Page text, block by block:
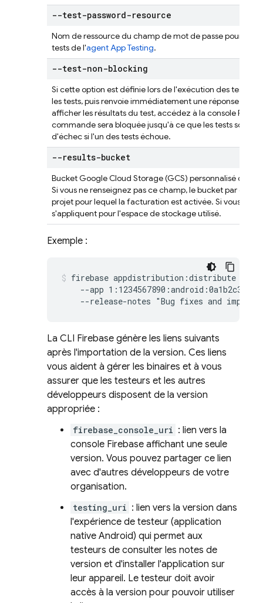
--test-password-resource
Nom de ressource du champ de mot de passe pour la
tests de l'agent App Testing.
--test-non-blocking
Si cette option est définie lors de l'exécution des tests de
les tests, puis renvoie immédiatement une réponse au
afficher les résultats du test, accédez à la console
commande sera bloquée jusqu'à ce que les tests soient
d'échec si l'un des tests échoue.
--results-bucket
Bucket Google Cloud Storage (GCS) personnalisé dans
Si vous ne renseignez pas ce champ, le bucket par
projet pour lequel la facturation est activée. Si vous
s'appliquent pour l'espace de stockage utilisé.
Exemple :
firebase appdistribution:distribute
--app
--release-notes "Bug fixes and
La CLI Firebase génère les liens suivants
après l'importation de la version. Ces liens
vous aident à gérer les binaires et à vous
assurer que les testeurs et les autres
développeurs disposent de la version
appropriée :
firebase_console_uri : lien vers la
console Firebase affichant une seule
version. Vous pouvez partager ce lien
avec d'autres développeurs de votre
organisation.
testing_uri : lien vers la version dans
l'expérience de testeur (application
native Android) qui permet aux
testeurs de consulter les notes de
version et d'installer l'application sur
leur appareil. Le testeur doit avoir
accès à la version pour pouvoir utiliser